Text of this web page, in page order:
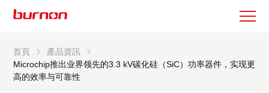
首頁
產品資訊
Microchip推出业界领先的3.3 kV碳化硅（SiC）功率器件，实现更
高的效率与可靠性